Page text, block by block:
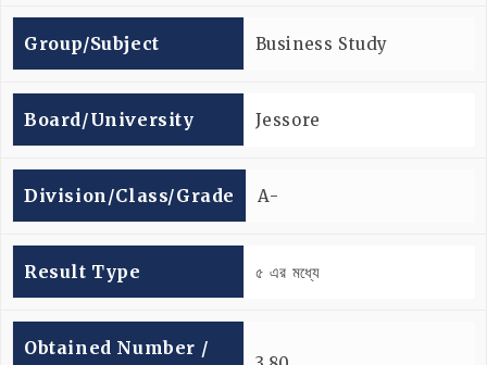
Group/subject Business Study
Board/university Jessore
Division/Class/Grade A-
Result Type ৫ এর মধ্যে
Obtained Number /